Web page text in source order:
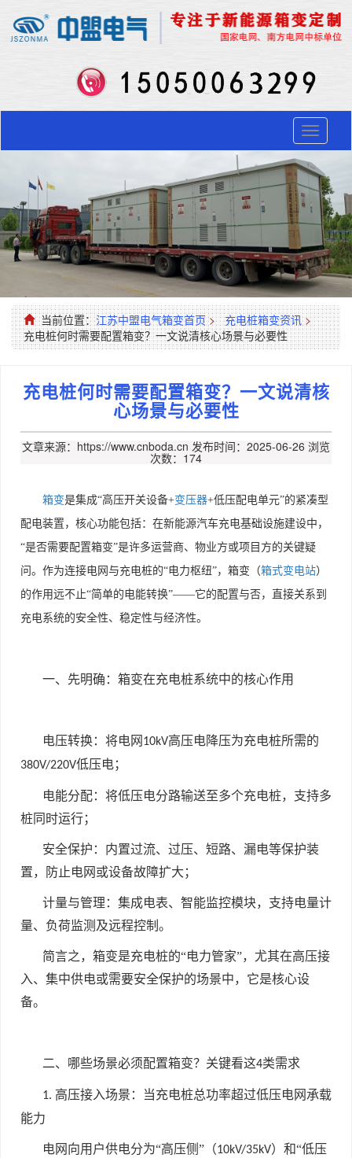
Toggle
当前位置：江苏中盟电气箱变首页 > 充电桩箱变资讯 >
充电桩何时需要配置箱变？一文说清核心场景与必要性​
充电桩何时需要配置箱变？一文说清核
心场景与必要性​
文章来源：https://www.cnboda.cn 发布时间：2025-06-26 浏览
次数：174
箱变是集成“高压开关设备+变压器+低压配电单元”的紧凑型
配电装置，核心功能包括： 在新能源汽车充电基础设施建设中，
“是否需要配置箱变”是许多运营商、物业方或项目方的关键疑
问。作为连接电网与充电桩的“电力枢纽”，箱变（箱式变电站）
的作用远不止“简单的电能转换”——它的配置与否，直接关系到
充电系统的安全性、稳定性与经济性。
一、先明确：箱变在充电桩系统中的核心作用
电压转换：将电网 10kV高压电降压为充电桩所需的
380V/220V低压电；
电能分配：将低压电分路输送至多个充电桩，支持多
桩同时运行；
安全保护：内置过流、过压、短路、漏电等保护装
置，防止电网或设备故障扩大；
计量与管理：集成电表、智能监控模块，支持电量计
量、负荷监测及远程控制。
简言之，箱变是充电桩的“电力管家”，尤其在高压接
入、集中供电或需要安全保护的场景中，它是核心设
备。
二、哪些场景必须配置箱变？关键看这4类需求
1. 高压接入场景：当充电桩总功率超过低压电网承载
能力
电网向用户供电分为“高压侧”（10kV/35kV）和“低压